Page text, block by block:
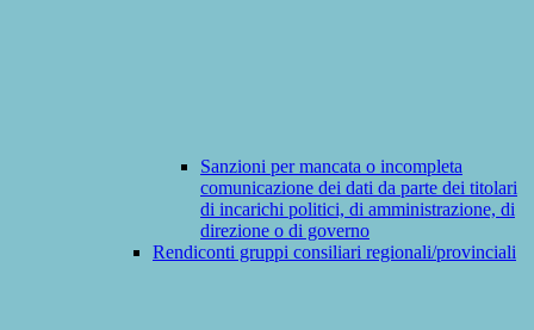
Sanzioni per mancata o incompleta
comunicazione dei dati da parte dei titolari
di incarichi politici, di amministrazione, di
direzione o di governo
Rendiconti gruppi consiliari regionali/provinciali